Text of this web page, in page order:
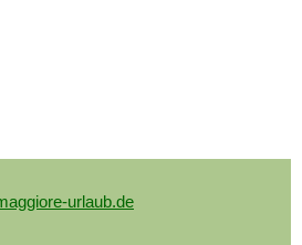
urlaub.de